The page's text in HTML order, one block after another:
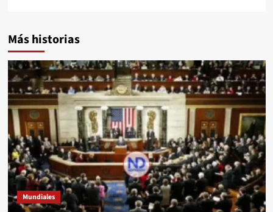
Más historias
Mundiales